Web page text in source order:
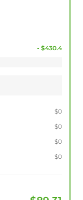
- $430.4
$0
$0
$0
$0